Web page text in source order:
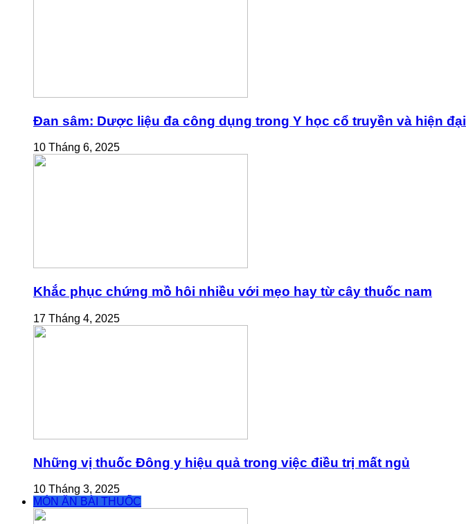
Đan sâm: Dược liệu đa công dụng trong Y học cổ truyền và hiện đại
10 Tháng 6, 2025
Khắc phục chứng mồ hôi nhiều với mẹo hay từ cây thuốc nam
17 Tháng 4, 2025
Những vị thuốc Đông y hiệu quả trong việc điều trị mất ngủ
10 Tháng 3, 2025
MÓN ĂN BÀI THUỐC